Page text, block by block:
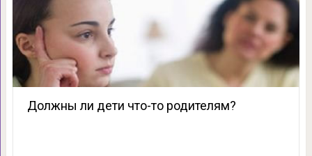
Должны ли дети что-то родителям?